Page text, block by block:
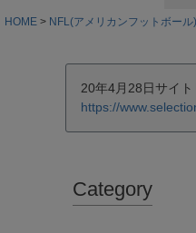
HOME NFL(アメリカンフットボール
20年4月28日サイ
https://
Category